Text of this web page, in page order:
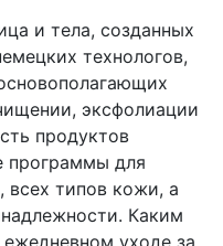
и тела, созданных
технологов,
эксфолиации
продуктов
программы для
всех типов кожи, а
Каким
уходе за